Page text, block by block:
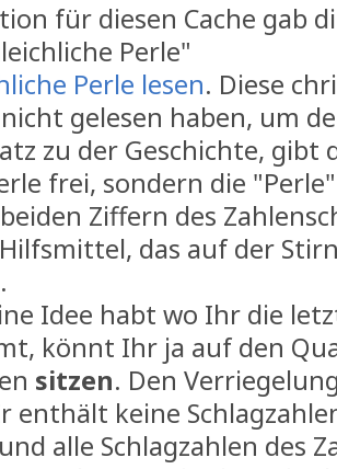
für diesen Cache gab
Perle"
Perle lesen. Diese
gelesen haben, um
zu der Geschichte, gibt
frei, sondern die
Ziffern des
das auf der
Idee habt wo Ihr die
könnt Ihr ja auf den
sitzen. Den
enthält keine
alle Schlagzahlen des